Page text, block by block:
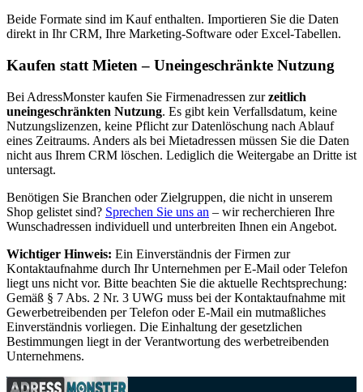
Beide Formate sind im Kauf enthalten. Importieren Sie die Daten
direkt in Ihr CRM, Ihre Marketing-Software oder Excel-Tabellen.
Kaufen statt Mieten – Uneingeschränkte Nutzung
Bei AdressMonster kaufen Sie Firmenadressen zur zeitlich
uneingeschränkten Nutzung. Es gibt kein Verfallsdatum, keine
Nutzungslizenzen, keine Pflicht zur Datenlöschung nach Ablauf
eines Zeitraums. Anders als bei Mietadressen müssen Sie die Daten
nicht aus Ihrem CRM löschen. Lediglich die Weitergabe an Dritte ist
untersagt.
Benötigen Sie Branchen oder Zielgruppen, die nicht in unserem
Shop gelistet sind? Sprechen Sie uns an – wir recherchieren Ihre
Wunschadressen individuell und unterbreiten Ihnen ein Angebot.
Wichtiger Hinweis: Ein Einverständnis der Firmen zur
Kontaktaufnahme durch Ihr Unternehmen per E-Mail oder Telefon
liegt uns nicht vor. Bitte beachten Sie die aktuelle Rechtsprechung:
Gemäß § 7 Abs. 2 Nr. 3 UWG muss bei der Kontaktaufnahme mit
Gewerbetreibenden per Telefon oder E-Mail ein mutmaßliches
Einverständnis vorliegen. Die Einhaltung der gesetzlichen
Bestimmungen liegt in der Verantwortung des werbetreibenden
Unternehmens.